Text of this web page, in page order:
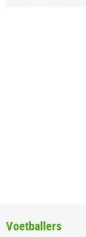
Voetballers